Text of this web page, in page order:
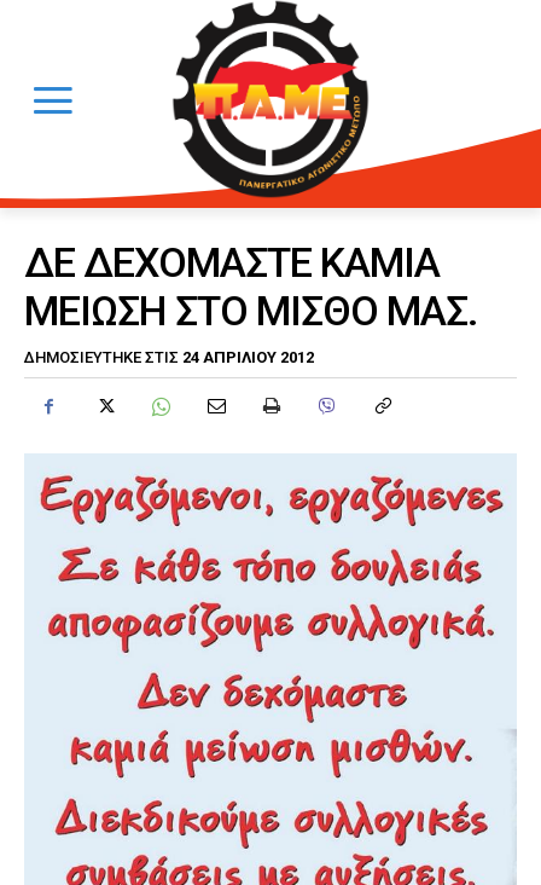
ΔΕ ΔΕΧΟΜΑΣΤΕ ΚΑΜΙΑ
ΜΕΙΩΣΗ ΣΤΟ ΜΙΣΘΟ ΜΑΣ.
ΔΗΜΟΣΙΕΎΤΗΚΕ ΣΤΙΣ 24 ΑΠΡΙΛΊΟΥ 2012